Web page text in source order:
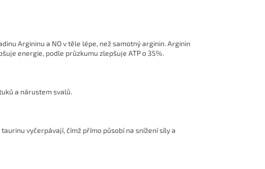
Argininu a NO v těle lépe, než samotný arginin. Arginin
energie, podle průzkumu zlepšuje ATP o 35%.
a nárustem svalů.
vyčerpávají, čímž přímo působí na snížení síly a